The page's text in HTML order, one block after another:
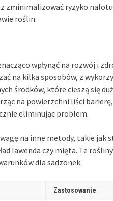
zminimalizować ryzyko
roślin.
wpłynąć na rozwój i
na kilka sposobów, z
środków, które cieszą się
na powierzchni liści
eliminując problem.
na inne metody, takie jak
lawenda czy mięta. Te
dla sadzonek.
Zastosowanie